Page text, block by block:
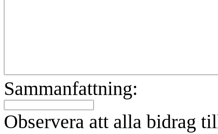
Sammanfattning:
Observera att alla bidrag